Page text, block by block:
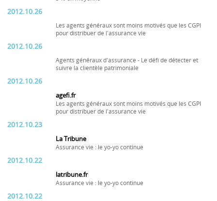
2012.10.26
Les agents généraux sont moins motivés que les CGPI
pour distribuer de l'assurance vie
2012.10.26
Agents généraux d'assurance - Le défi de détecter et
suivre la clientèle patrimoniale
2012.10.26
agefi.fr
Les agents généraux sont moins motivés que les CGPI
pour distribuer de l'assurance vie
2012.10.23
La Tribune
Assurance vie : le yo-yo continue
2012.10.22
latribune.fr
Assurance vie : le yo-yo continue
2012.10.22